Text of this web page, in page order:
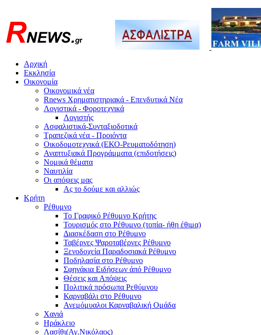
Αρχική
Εκκλησία
Οικονομία
Οικονομικά νέα
Rnews Χρηματιστηριακά - Επενδυτικά Νέα
Λογιστικά - Φοροτεχνικά
Λογιστής
Ασφαλιστικά-Συνταξιοδοτικά
Τραπεζικά νέα - Προιόντα
Οικοδομοτεχνικά (ΕΚΟ-Ρευματοδότηση)
Αναπτυξιακά Προγράμματα (επιδοτήσεις)
Νομικά θέματα
Ναυτιλία
Οι απόψεις μας
Ας το δούμε και αλλιώς
Κρήτη
Ρέθυμνο
Το Γραφικό Ρέθυμνο Κρήτης
Τουρισμός στο Ρέθυμνο (τοπία- ήθη έθιμα)
Διασκέδαση στο Ρέθυμνο
Ταβέρνες Ψαροταβέρνες Ρέθυμνο
Ξενοδοχεία Παραδοσιακά Ρέθυμνο
Ποδηλασία στο Ρέθυμνο
Σφηνάκια Ειδήσεων άπό Ρέθυμνο
Θέσεις και Απόψεις
Πολιτικά πρόσωπα Ρεθύμνου
Καρναβάλι στο Ρέθυμνο
Ανεμόμυαλοι Καρναβαλική Ομάδα
Χανιά
Ηράκλειο
Λασίθι(Αγ.Νικόλαος)